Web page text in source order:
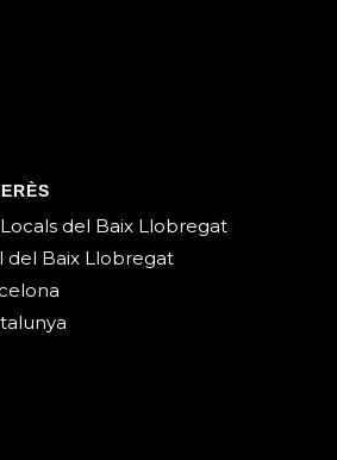
Locals del Baix Llobregat
del Baix Llobregat